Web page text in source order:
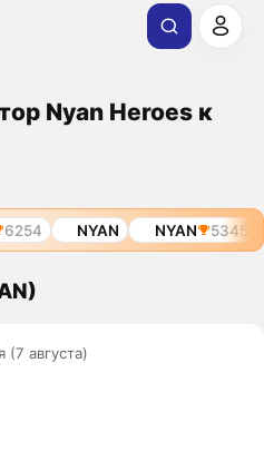
Nyan Heroes к
NYAN NYAN 5345
(7 августа)